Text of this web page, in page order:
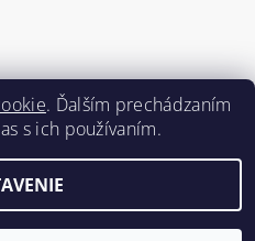
práva vyhradené
. Ďalším prechádzaním
s ich používaním.